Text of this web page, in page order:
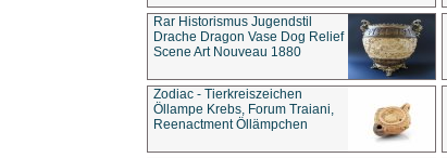
Rar Historismus Jugendstil
Drache Dragon Vase Dog Relief
Scene Art Nouveau 1880
Zodiac - Tierkreiszeichen
Öllampe Krebs, Forum Traiani,
Reenactment Öllämpchen